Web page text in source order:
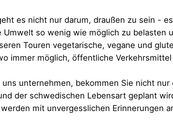
es nicht nur darum, draußen zu sein -
Umwelt so wenig wie möglich zu
Touren vegetarische, vegane und
immer möglich, öffentliche
unternehmen, bekommen Sie nicht
der schwedischen Lebensart geplant
mit unvergesslichen Erinnerungen